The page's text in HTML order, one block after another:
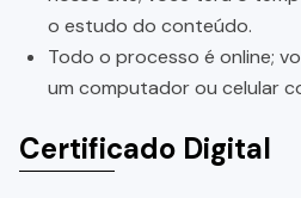
o estudo do conteúdo.
Todo o processo é online;
um computador ou celular
Certificado Digital